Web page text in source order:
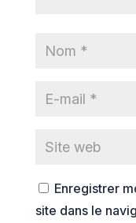
Enregistrer
site dans le